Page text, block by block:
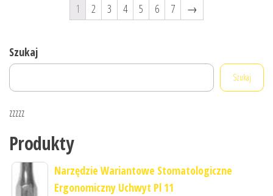
1 2 3 4 5 6 7 →
Szukaj
Szukaj
zzzzz
Produkty
Narzędzie Wariantowe Stomatologiczne
Ergonomiczny Uchwyt Pl 11